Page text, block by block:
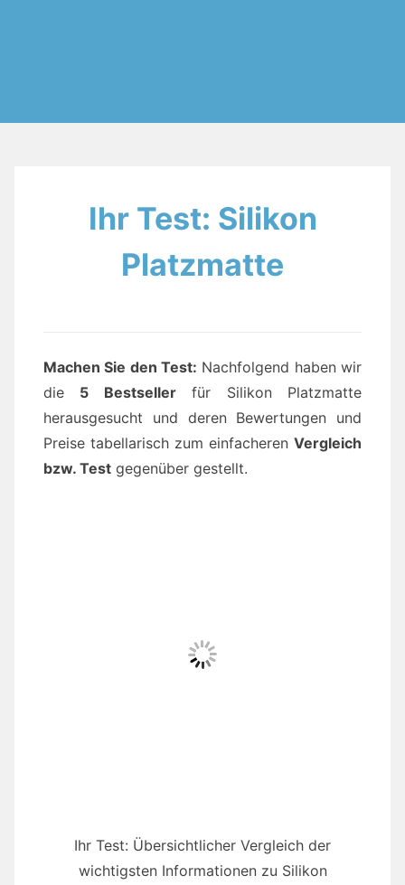
Ihr Test: Silikon
Platzmatte
Machen Sie den Test: Nachfolgend haben wir
die 5 Bestsellerfür Silikon Platzmatte
herausgesucht und deren Bewertungen und
Preise tabellarisch zum einfacheren Vergleich
bzw. Test gegenüber gestellt.
Ihr Test: Übersichtlicher Vergleich der
wichtigsten Informationen zu Silikon